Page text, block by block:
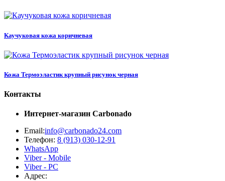
Каучуковая кожа коричневая
Кожа Термоэластик крупный рисунок черная
Контакты
Интернет-магазин Carbonado
Email:info@carbonado24.com
Телефон: 8 (913) 030-12-91
WhatsApp
Viber - Mobile
Viber - PC
Адрес: